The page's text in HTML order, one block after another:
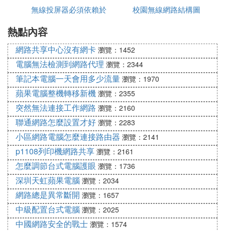
4、而下載不了東西，這也是相關的軟體沒安裝設置
如何root和如何刷rom什麼的。
軟體
無線投屏器必須依賴於
校園無線網路結構圖
熱點內容
網路共享中心沒有網卡 瀏覽：1452
電腦無法檢測到網路代理 瀏覽：2344
筆記本電腦一天會用多少流量 瀏覽：1970
蘋果電腦整機轉移新機 瀏覽：2355
突然無法連接工作網路 瀏覽：2160
聯通網路怎麼設置才好 瀏覽：2283
小區網路電腦怎麼連接路由器 瀏覽：2141
p1108列印機網路共享 瀏覽：2161
怎麼調節台式電腦護眼 瀏覽：1736
深圳天虹蘋果電腦 瀏覽：2034
網路總是異常斷開 瀏覽：1657
中級配置台式電腦 瀏覽：2025
中國網路安全的戰士 瀏覽：1574